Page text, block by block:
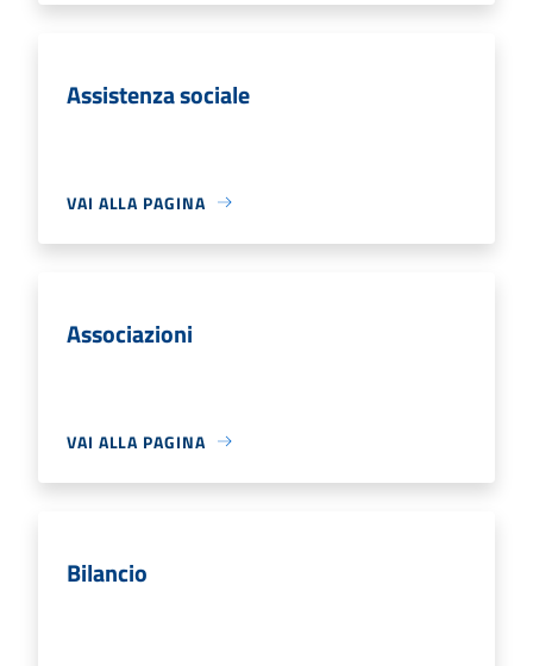
Assistenza sociale
VAI ALLA PAGINA
Associazioni
VAI ALLA PAGINA
Bilancio